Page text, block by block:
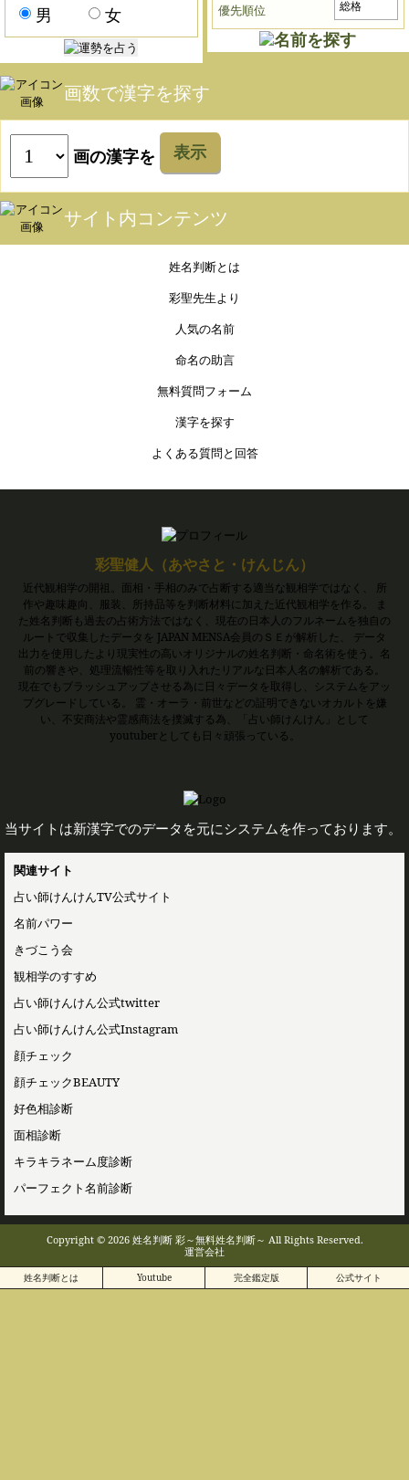
男 女 優先順位
画数で漢字を探す
画の漢字を 表示
サイト内コンテンツ
姓名判断とは
彩聖先生より
人気の名前
命名の助言
無料質問フォーム
漢字を探す
よくある質問と回答
彩聖健人（あやさと・けんじん）
近代観相学の開祖。面相・手相のみで占断する適当な観相学ではなく、 所
作や趣味趣向、服装、所持品等を判断材料に加えた近代観相学を作る。 ま
た姓名判断も過去の占術方法ではなく、現在の日本人のフルネームを独自の
ルートで収集したデータを JAPAN MENSA会員のＳＥが解析した、 データ
出力を使用したより現実性の高いオリジナルの姓名判断・命名術を使う。名
前の響きや、処理流暢性等を取り入れたリアルな日本人名の解析である。
現在でもブラッシュアップさせる為に日々データを取得し、システムをアッ
プグレードしている。 霊・オーラ・前世などの証明できないオカルトを嫌
い、不安商法や霊感商法を撲滅する為、「占い師けんけん」として
youtuberとしても日々頑張っている。
当サイトは新漢字でのデータを元にシステムを作っております。
関連サイト
占い師けんけんTV公式サイト
名前パワー
きづこう会
観相学のすすめ
占い師けんけん公式twitter
占い師けんけん公式Instagram
顔チェック
顔チェックBEAUTY
好色相診断
面相診断
キラキラネーム度診断
パーフェクト名前診断
Copyright © 2026 姓名判断 彩～無料姓名判断～ All Rights Reserved.
運営会社
姓名判断とは Youtube 完全鑑定版 公式サイト